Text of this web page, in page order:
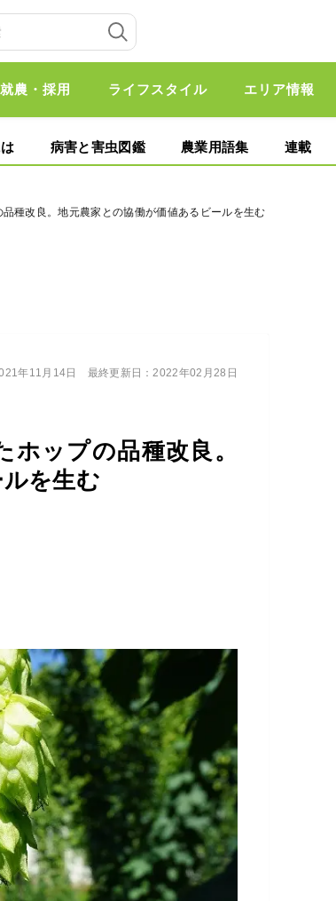
就農・採用 ライフスタイル エリア情報
病害と害虫図鑑 農業用語集 連載
種改良。地元農家との協働が価値あるビールを生む
ップの品種改良。
を生む
年11月14日 最終更新日：2022年02月28日